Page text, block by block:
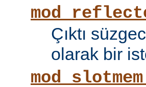
Çıktı
olarak bir